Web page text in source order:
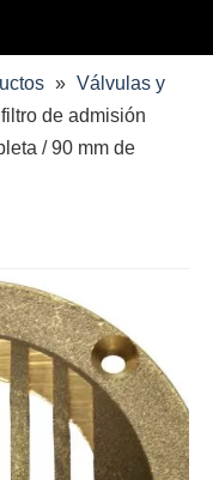
» Válvulas y
de admisión
/ 90 mm de